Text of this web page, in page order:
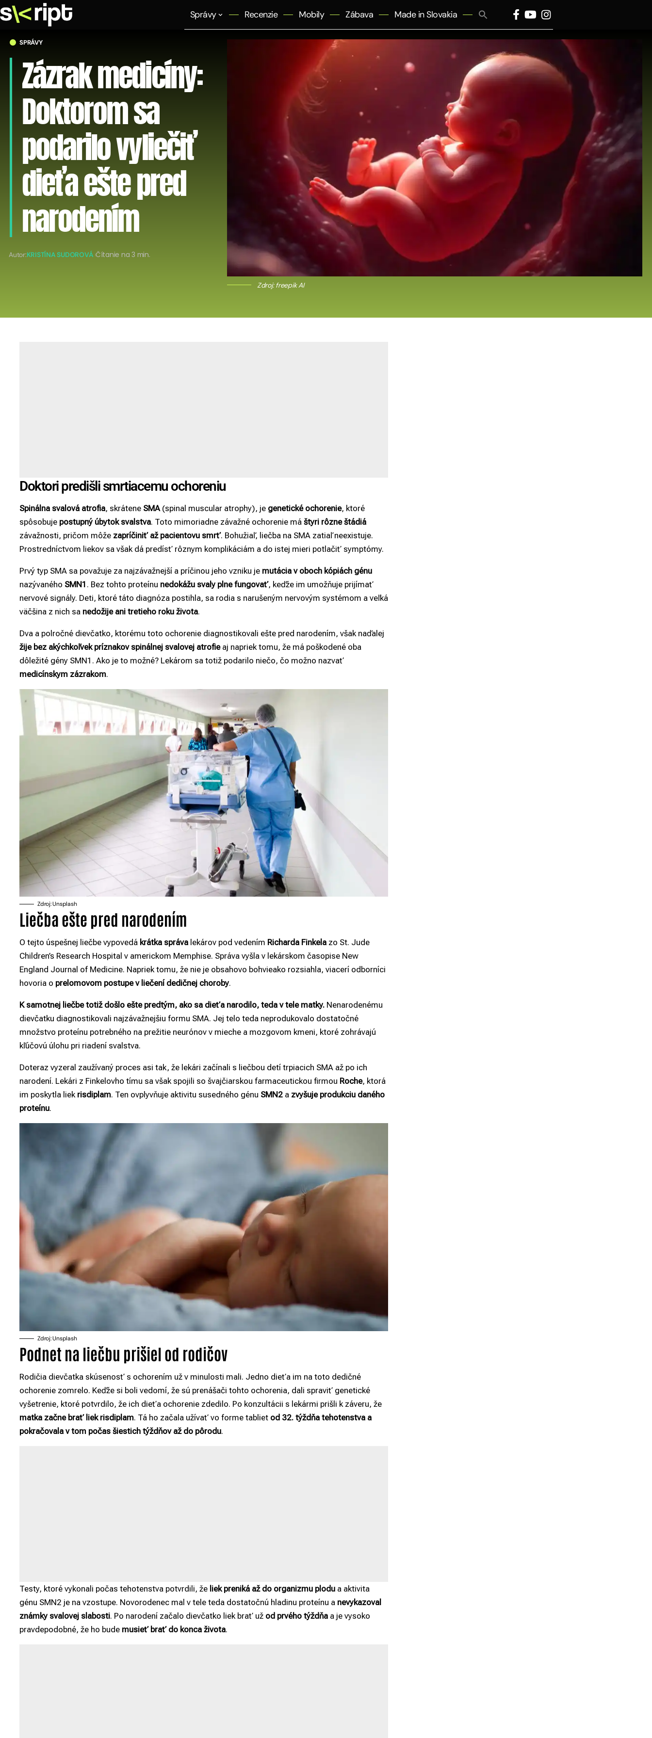
Správy Recenzie Mobily Zábava Made in Slovakia
Search
SPRÁVY
Zázrak medicíny:
Doktorom sa
podarilo vyliečiť
dieťa ešte pred
narodením
Autor:KRISTÍNA SUDOROVÁ Čítanie na 3 min.
Zdroj: freepik AI
Doktori predišli smrtiacemu ochoreniu
Spinálna svalová atrofia, skrátene SMA(spinal muscular atrophy), je genetické ochorenie, ktoré
spôsobuje postupný úbytok svalstva. Toto mimoriadne závažné ochorenie má štyri rôzne štádiá
závažnosti, pričom môže zapríčiniť až pacientovu smrť. Bohužiaľ, liečba na SMA zatiaľ neexistuje.
Prostredníctvom liekov sa však dá predísť rôznym komplikáciám a do istej mieri potlačiť symptómy.
Prvý typ SMA sa považuje za najzávažnejší a príčinou jeho vzniku je mutácia v oboch kópiách génu
nazývaného SMN1 . Bez tohto proteínu nedokážu svaly plne fungovať, keďže im umožňuje prijímať
nervové signály. Deti, ktoré táto diagnóza postihla, sa rodia s narušeným nervovým systémom a veľká
väčšina z nich sa nedožije ani tretieho roku života.
Dva a polročné dievčatko, ktorému toto ochorenie diagnostikovali ešte pred narodením, však naďalej
žije bez akýchkoľvek príznakov spinálnej svalovej atrofieaj napriek tomu, že má poškodené oba
dôležité gény SMN1. Ako je to možné? Lekárom sa totiž podarilo niečo, čo možno nazvať
medicínskym zázrakom.
Zdroj: Unsplash
Liečba ešte pred narodením
O tejto úspešnej liečbe vypovedá krátka správa lekárov pod vedením Richarda Finkela zo St. Jude
Children’s Research Hospital v americkom Memphise. Správa vyšla v lekárskom časopise New
England Journal of Medicine. Napriek tomu, že nie je obsahovo bohvieako rozsiahla, viacerí odborníci
hovoria o prelomovom postupe v liečení dedičnej choroby.
K samotnej liečbe totiž došlo ešte predtým, ako sa dieťa narodilo, teda v tele matky. Nenarodenému
dievčatku diagnostikovali najzávažnejšiu formu SMA. Jej telo teda neprodukovalo dostatočné
množstvo proteínu potrebného na prežitie neurónov v mieche a mozgovom kmeni, ktoré zohrávajú
kľúčovú úlohu pri riadení svalstva.
Doteraz vyzeral zaužívaný proces asi tak, že lekári začínali s liečbou detí trpiacich SMA až po ich
narodení. Lekári z Finkelovho tímu sa však spojili so švajčiarskou farmaceutickou firmou Roche, ktorá
im poskytla liek risdiplam. Ten ovplyvňuje aktivitu susedného génu SMN2 a zvyšuje produkciu daného
proteínu.
Zdroj: Unsplash
Podnet na liečbu prišiel od rodičov
Rodičia dievčatka skúsenosť s ochorením už v minulosti mali. Jedno dieťa im na toto dedičné
ochorenie zomrelo. Keďže si boli vedomí, že sú prenášači tohto ochorenia, dali spraviť genetické
vyšetrenie, ktoré potvrdilo, že ich dieťa ochorenie zdedilo. Po konzultácii s lekármi prišli k záveru, že
matka začne brať liek risdiplam. Tá ho začala užívať vo forme tabliet od 32. týždňa tehotenstva a
pokračovala v tom počas šiestich týždňov až do pôrodu.
Testy, ktoré vykonali počas tehotenstva potvrdili, že liek preniká až do organizmu plodu a aktivita
génu SMN2 je na vzostupe. Novorodenec mal v tele teda dostatočnú hladinu proteínu a nevykazoval
známky svalovej slabosti. Po narodení začalo dievčatko liek brať už od prvého týždňa a je vysoko
pravdepodobné, že ho bude musieť brať do konca života.